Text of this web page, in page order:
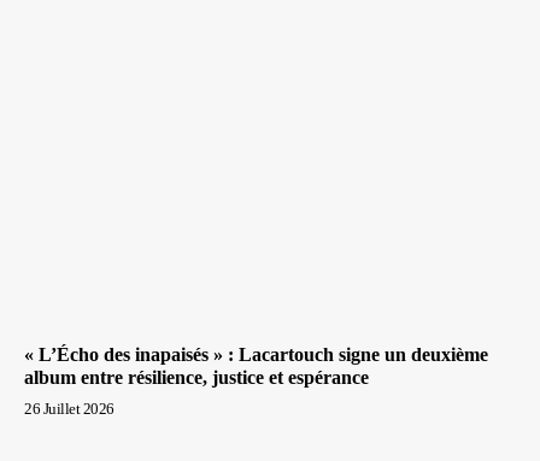
« L’Écho des inapaisés » : Lacartouch signe un deuxième
album entre résilience, justice et espérance
26 Juillet 2026